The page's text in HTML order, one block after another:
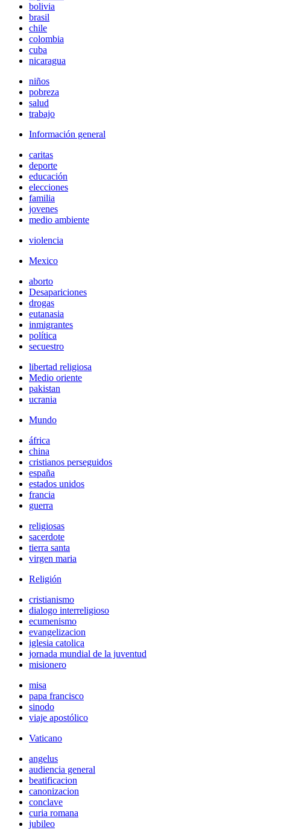
bolivia
brasil
chile
colombia
cuba
nicaragua
niños
pobreza
salud
trabajo
Información general
caritas
deporte
educación
elecciones
familia
jovenes
medio ambiente
violencia
Mexico
aborto
Desapariciones
drogas
eutanasia
inmigrantes
política
secuestro
libertad religiosa
Medio oriente
pakistan
ucrania
Mundo
áfrica
china
cristianos perseguidos
españa
estados unidos
francia
guerra
religiosas
sacerdote
tierra santa
virgen maria
Religión
cristianismo
dialogo interreligioso
ecumenismo
evangelizacion
iglesia catolica
jornada mundial de la juventud
misionero
misa
papa francisco
sinodo
viaje apostólico
Vaticano
angelus
audiencia general
beatificacion
canonizacion
conclave
curia romana
jubileo